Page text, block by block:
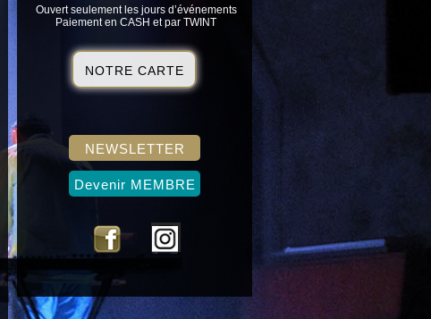
Ouvert seulement les jours d’événements
Paiement en CASH et par TWINT
NOTRE CARTE
NEWSLETTER
Devenir MEMBRE